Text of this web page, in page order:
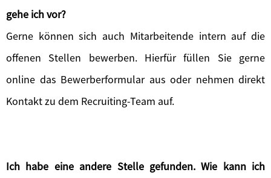
gehe ich vor?
Gerne können sich auch Mitarbeitende intern auf die
offenen Stellen bewerben. Hierfür füllen Sie gerne
online das Bewerberformular aus oder nehmen direkt
Kontakt zu dem Recruiting-Team auf.
Ich habe eine andere Stelle gefunden. Wie kann ich